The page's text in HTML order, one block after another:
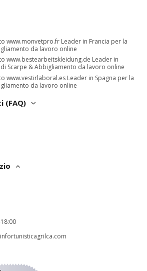
www.monvetpro.fr Leader in Francia per la
da lavoro online
www.bestearbeitskleidung.de Leader in
Scarpe & Abbigliamento da lavoro online
www.vestirlaboral.es Leader in Spagna per la
da lavoro online
(FAQ)